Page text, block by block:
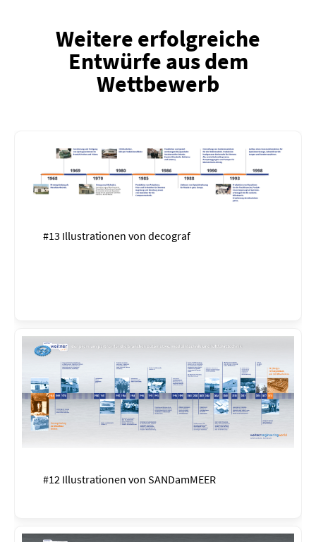
Weitere erfolgreiche
Entwürfe aus dem
Wettbewerb
#13 Illustrationen von decograf
#12 Illustrationen von SANDamMEER